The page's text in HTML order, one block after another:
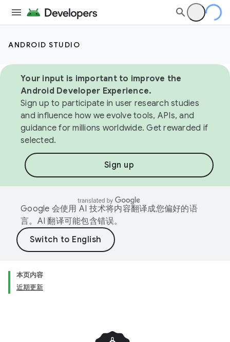
ANDROID STUDIO
Your input is important to improve the
Android Developer Experience.
Sign up to participate in user research studies
and influence how we evolve tools, APIs, and
guidance for millions worldwide. Get rewarded if
selected.
Sign up
Google 会使用 AI 技术将内容翻译成您偏好的语
言。AI 翻译可能包含错误。
本页内容
近期更新